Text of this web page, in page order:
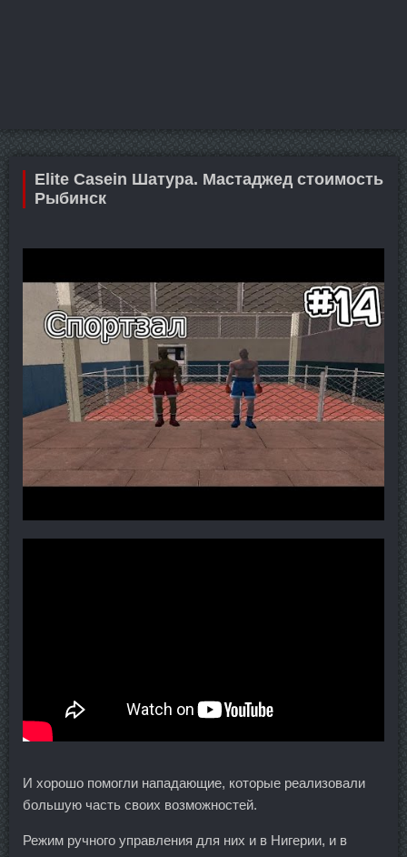
Elite Casein Шатура. Мастаджед стоимость
Рыбинск
И хорошо помогли нападающие, которые реализовали
большую часть своих возможностей.
Режим ручного управления для них и в Нигерии, и в